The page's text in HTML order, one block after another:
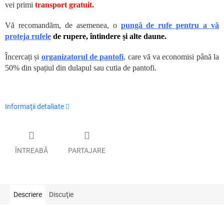
vei primi transport gratuit.
Vă recomandăm, de asemenea, o pungă de rufe pentru a vă
proteja rufele de rupere, întindere și alte daune.
Încercați și organizatorul de pantofi, care vă va economisi până la
50% din spațiul din dulapul sau cutia de pantofi.
Informaţii detaliate
ÎNTREABĂ PARTAJARE
Descriere Discuţie